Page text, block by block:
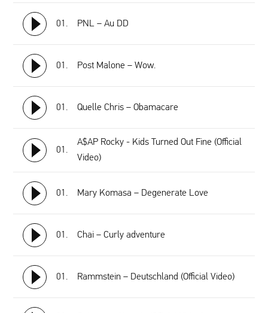
01. PNL – Au DD
01. Post Malone – Wow.
01. Quelle Chris – Obamacare
01.
A$AP Rocky - Kids Turned Out Fine (Official
Video)
01. Mary Komasa – Degenerate Love
01. Chai – Curly adventure
01. Rammstein – Deutschland (Official Video)